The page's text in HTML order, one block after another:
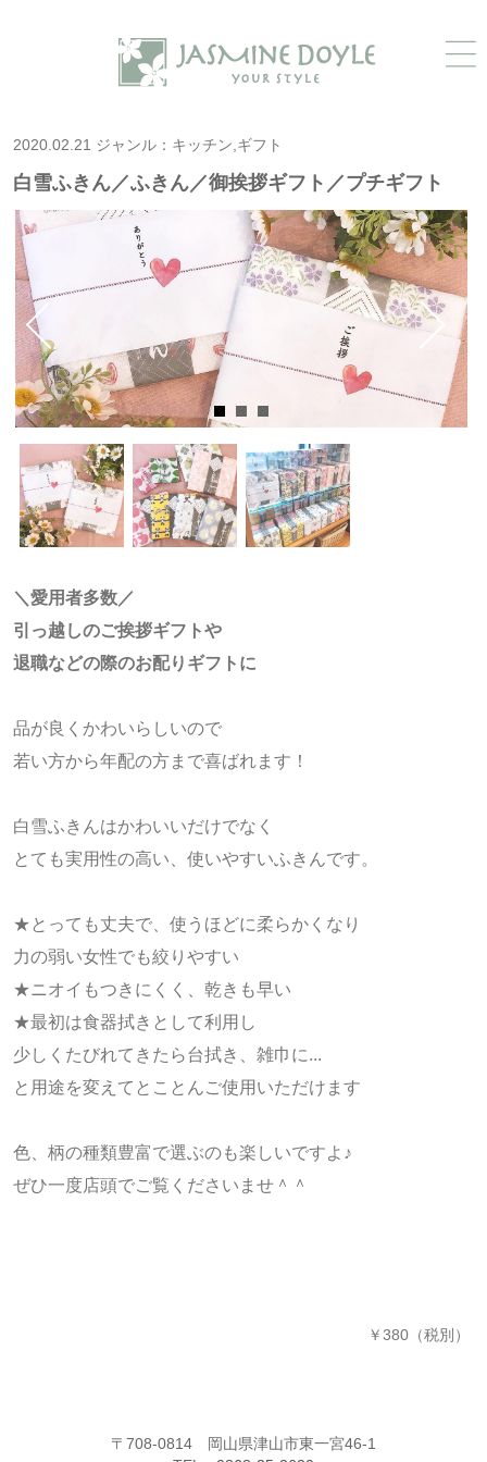
2020.02.21 ジャンル：キッチン,ギフト
白雪ふきん／ふきん／御挨拶ギフト／プチギフト
＼愛用者多数／
引っ越しのご挨拶ギフトや
退職などの際のお配りギフトに
品が良くかわいらしいので
若い方から年配の方まで喜ばれます！
白雪ふきんはかわいいだけでなく
とても実用性の高い、使いやすいふきんです。
★とっても丈夫で、使うほどに柔らかくなり
力の弱い女性でも絞りやすい
★ニオイもつきにくく、乾きも早い
★最初は食器拭きとして利用し
少しくたびれてきたら台拭き、雑巾に...
と用途を変えてとことんご使用いただけます
色、柄の種類豊富で選ぶのも楽しいですよ♪
ぜひ一度店頭でご覧くださいませ＾＾
￥380（税別）
〒708-0814 岡山県津山市東一宮46-1